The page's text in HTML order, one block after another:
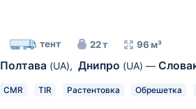
тент 22 т 96 м³
Полтава (UA), Днипро (UA) —
CMR TIR Растентовка Обрешетка